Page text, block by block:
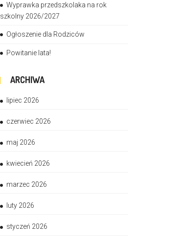
Wyprawka przedszkolaka na rok
szkolny 2026/2027
Ogłoszenie dla Rodziców
Powitanie lata!
ARCHIWA
lipiec 2026
czerwiec 2026
maj 2026
kwiecień 2026
marzec 2026
luty 2026
styczeń 2026